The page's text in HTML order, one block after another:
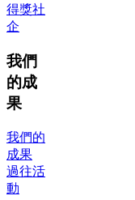
得獎社
企
我們
的成
果
我們的
成果
過往活
動